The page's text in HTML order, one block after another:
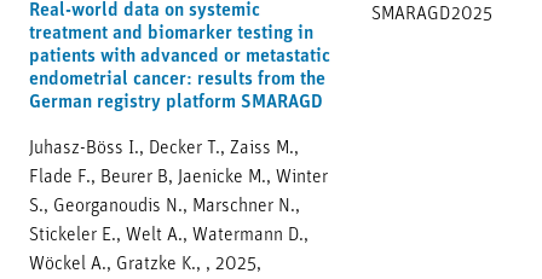
Real-world data on systemic
treatment and biomarker testing in
patients with advanced or metastatic
endometrial cancer: results from the
German registry platform SMARAGD
Juhasz-Böss I., Decker T., Zaiss M.,
Flade F., Beurer B, Jaenicke M., Winter
S., Georganoudis N., Marschner N.,
Stickeler E., Welt A., Watermann D.,
Wöckel A., Gratzke K., , 2025,
SMARAGD2025